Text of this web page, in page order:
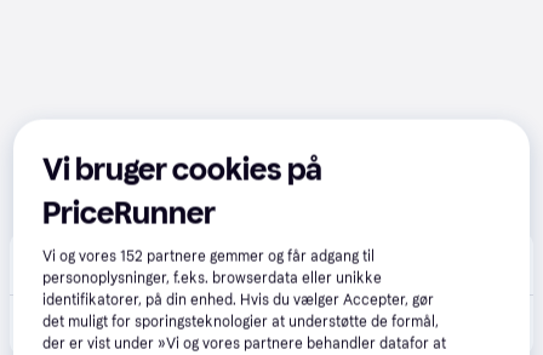
MaxGaming 4.5(13)
39 kr. fragt,1-3 dage
TP-Link Tapo C200 Pan/Tilt Home Security Wi-Fi Camera - Overvågningskamera
Eller 3 betalinger af 66 kr.
Vi bruger cookies på
PriceRunner
Vi og vores152 partnere gemmer og får adgang til
personoplysninger, f.eks. browserdata eller unikke
identifikatorer, på din enhed. Hvis du vælger Accepter, gør
det muligt for sporingsteknologier at understøtte de formål,
der er vist under »Vi og vores partnere behandler datafor at